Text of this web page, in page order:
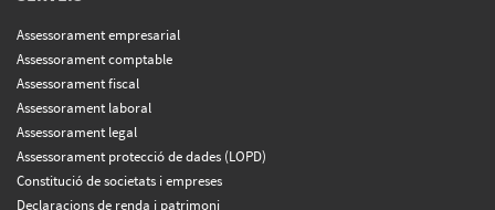
Assessorament empresarial
Assessorament comptable
Assessorament fiscal
Assessorament laboral
Assessorament legal
Assessorament protecció de dades (LOPD)
Constitució de societats i empreses
Declaracions de renda i patrimoni